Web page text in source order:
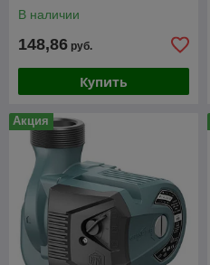
В наличии
148,86 руб.
Купить
Акция